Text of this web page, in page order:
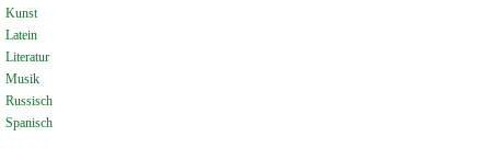
Kunst
Latein
Literatur
Musik
Russisch
Spanisch